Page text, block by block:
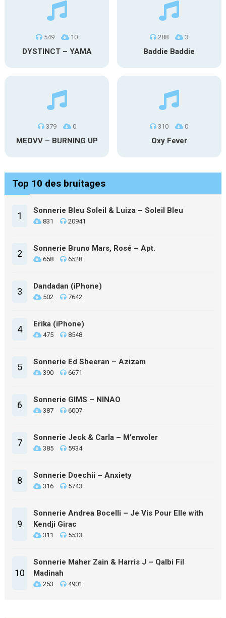
549 10
DYSTINCT – YAMA
288 3
Baddie Baddie
379 0
MEOVV – BURNING UP
310 0
Oxy Fever
Top 10 des bruitages
1 Sonnerie Bleu Soleil & Luiza – Soleil Bleu
831 20941
2 Sonnerie Bruno Mars, Rosé – Apt.
658 6528
3 Dandadan (iPhone)
502 7642
4 Erika (iPhone)
475 8548
5 Sonnerie Ed Sheeran – Azizam
390 6671
6 Sonnerie GIMS – NINAO
387 6007
7 Sonnerie Jeck & Carla – M’envoler
385 5934
8 Sonnerie Doechii – Anxiety
316 5743
9
Sonnerie Andrea Bocelli – Je Vis Pour Elle with
Kendji Girac
311 5533
10
Sonnerie Maher Zain & Harris J – Qalbi Fil
Madinah
253 4901